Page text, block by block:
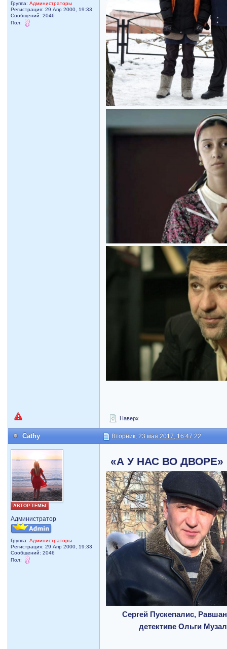
Группа:Администраторы
Регистрация: 29 Апр 2000, 19:33
Сообщений: 2046
Пол:
Наверх
Cathy Вторник, 23 мая 2017, 16:47:22
АВТОР ТЕМЫ
Администратор
Группа:Администраторы
Регистрация: 29 Апр 2000, 19:33
Сообщений: 2046
Пол:
«А У НАС ВО ДВОРЕ»
Сергей Пускепалис,
детективе Ольги